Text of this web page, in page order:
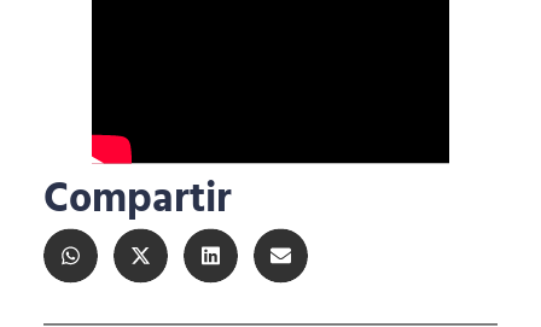
Compartir